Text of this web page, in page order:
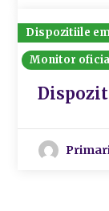
Dispozitiile
Monitor